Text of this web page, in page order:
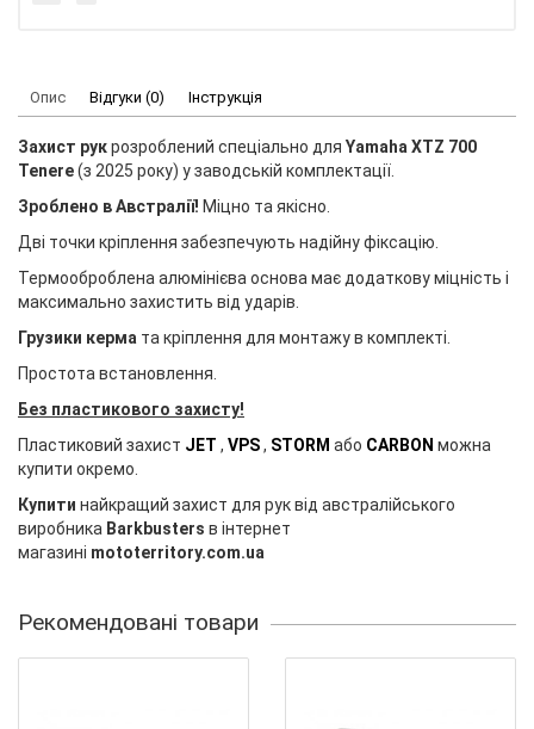
Опис Відгуки (0) Інструкція
Захист рукрозроблений спеціально для Yamaha XTZ 700
Tenere(з 2025 року) у заводській комплектації.
Зроблено в Австралії! Міцно та якісно.
Дві точки кріплення забезпечують надійну фіксацію.
Термооброблена алюмінієва основа має додаткову міцність і
максимально захистить від ударів.
Грузики керма та кріплення для монтажу в комплекті.
Простота встановлення.
Без пластикового захисту!
Пластиковий захист JET , VPS, STORM або CARBON можна
купити окремо.
Купити найкращий захист для рук від австралійського
виробника Barkbusters в інтернет
магазині mototerritory.com.ua
Рекомендовані товари